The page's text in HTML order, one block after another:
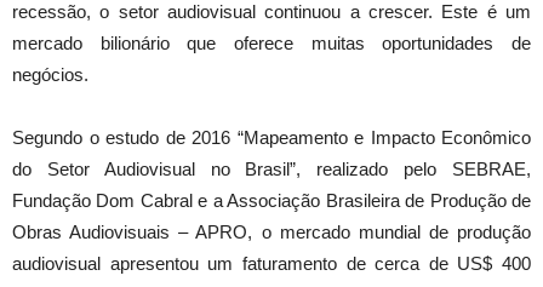
recessão, o setor audiovisual continuou a crescer. Este é um
mercado bilionário que oferece muitas oportunidades de
negócios.
Segundo o estudo de 2016 “Mapeamento e Impacto Econômico
do Setor Audiovisual no Brasil”, realizado pelo SEBRAE,
Fundação Dom Cabral e a Associação Brasileira de Produção de
Obras Audiovisuais – APRO, o mercado mundial de produção
audiovisual apresentou um faturamento de cerca de US$ 400